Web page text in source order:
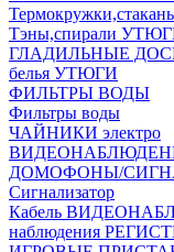
Тэны,спирали
ГЛАДИЛЬНЫЕ
белья УТЮГИ
ФИЛЬТРЫ ВОДЫ
Фильтры воды
ЧАЙНИКИ электро
ДОМОФОНЫ/
Сигнализатор
Кабель
наблюдения